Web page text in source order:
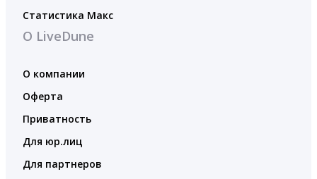
Статистика Макс
О LiveDune
О компании
Оферта
Приватность
Для юр.лиц
Для партнеров